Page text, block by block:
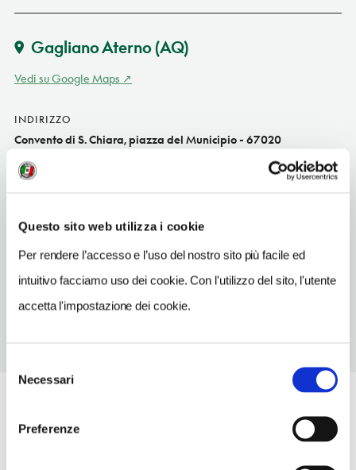
Questo sito web utilizza i cookie
Per rendere l’accesso e l’uso del nostro sito più facile ed
intuitivo facciamo uso dei cookie. Con l'utilizzo del sito, l'utente
accetta l'impostazione dei cookie.
delNecessari
Preferenze
Gagliano Aterno(AQ)
Vedi su Google Maps
INDIRIZZO
Convento di S. Chiara, piazza del Municipio - 67020
Gagliano Aterno (AQ)
Abruzzo
utb.laquila@corpoforestale.it
TELEFONO
0864797817